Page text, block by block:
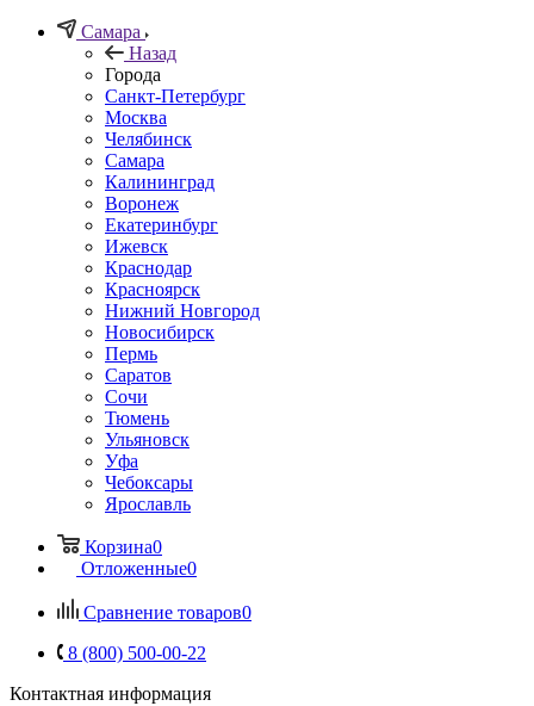
Самара
Назад
Города
Санкт-Петербург
Москва
Челябинск
Самара
Калининград
Воронеж
Екатеринбург
Ижевск
Краснодар
Красноярск
Нижний Новгород
Новосибирск
Пермь
Саратов
Сочи
Тюмень
Ульяновск
Уфа
Чебоксары
Ярославль
Корзина0
Отложенные0
Сравнение товаров0
8 (800) 500-00-22
Контактная информация